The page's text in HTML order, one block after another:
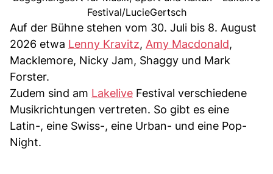
Festival/LucieGertsch
Auf der Bühne stehen vom 30. Juli bis 8. August
2026 etwa Lenny Kravitz, Amy Macdonald,
Macklemore, Nicky Jam, Shaggy und Mark
Forster.
Zudem sind am Lakelive Festival verschiedene
Musikrichtungen vertreten. So gibt es eine
Latin-, eine Swiss-, eine Urban- und eine Pop-
Night.